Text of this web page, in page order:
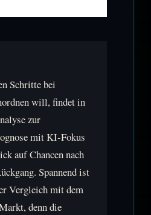
Schritte bei
will, findet in
zur
mit KI-Fokus
auf Chancen nach
Spannend ist
Vergleich mit dem
denn die